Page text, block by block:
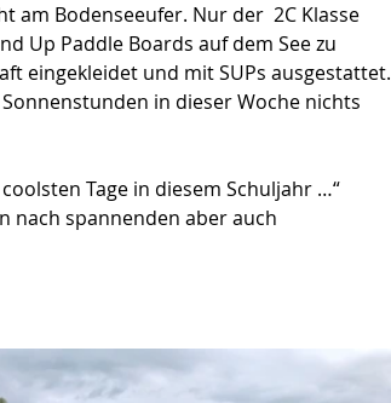
am Bodenseeufer. Nur der  2C Klasse
Up Paddle Boards auf dem See zu
eingekleidet und mit SUPs ausgestattet.
in dieser Woche nichts
Tage in diesem Schuljahr …“
nach spannenden aber auch